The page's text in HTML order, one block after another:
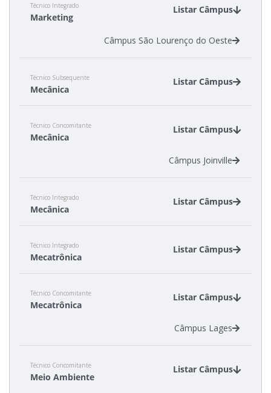
Técnico Integrado
Marketing
Listar Câmpus
Câmpus São Lourenço do Oeste
Técnico Subsequente
Mecânica
Listar Câmpus
Câmpus Chapecó
Câmpus Itajaí
Técnico Concomitante
Mecânica
Listar Câmpus
Câmpus Joinville
Técnico Integrado
Mecânica
Listar Câmpus
Câmpus Joinville
Técnico Integrado
Mecatrônica
Listar Câmpus
Câmpus Florianópolis
Técnico Concomitante
Mecatrônica
Listar Câmpus
Câmpus Lages
Técnico Concomitante
Meio Ambiente
Listar Câmpus